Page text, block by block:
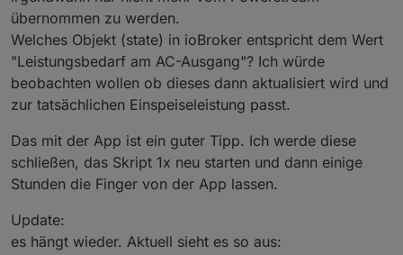
übernommen zu werden.
Welches Objekt (state) in ioBroker entspricht dem Wert
"Leistungsbedarf am AC-Ausgang"? Ich würde
beobachten wollen ob dieses dann aktualisiert wird und
zur tatsächlichen Einspeiseleistung passt.
Das mit der App ist ein guter Tipp. Ich werde diese
schließen, das Skript 1x neu starten und dann einige
Stunden die Finger von der App lassen.
Update:
es hängt wieder. Aktuell sieht es so aus: